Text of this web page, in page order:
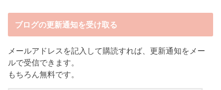
ブログの更新通知を受け取る
メールアドレスを記入して購読すれば、更新通知をメー
ルで受信できます。
もちろん無料です。